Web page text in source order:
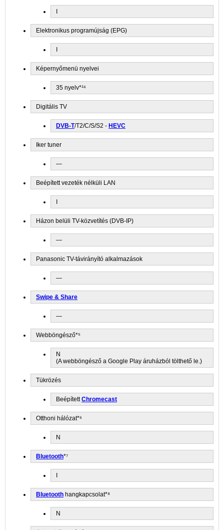
I
Elektronikus programújság (EPG)
I
Képernyőmenü nyelvei
35 nyelv*¹⁶
Digitális TV
DVB-T/T2/C/S/S2 - HEVC
Iker tuner
—
Beépített vezeték nélküli LAN
I
Házon belüli TV-közvetítés (DVB-IP)
—
Panasonic TV-távirányító alkalmazások
—
Swipe & Share
—
Webböngésző*⁵
N
(A webböngésző a Google Play áruházból tölthető le.)
Tükrözés
BeépítettChromecast
Otthoni hálózat*⁶
N
Bluetooth*⁷
I
Bluetooth hangkapcsolat*⁸
N